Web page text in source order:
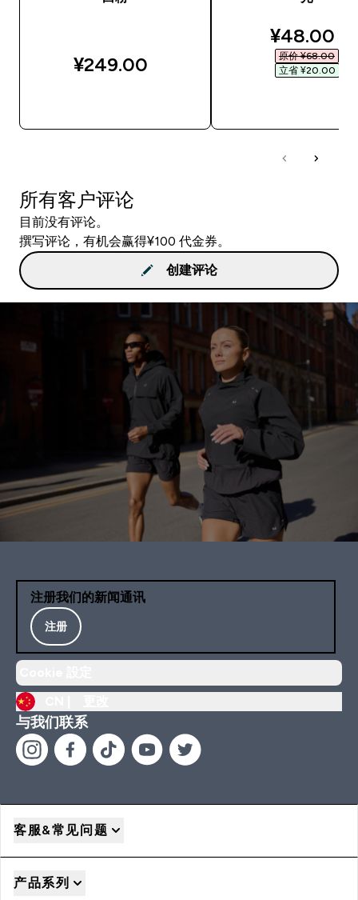
¥249.00‎
¥48.00‎
原价 ¥68.00‎
立省 ¥20.00‎
所有客户评论
目前没有评论。
撰写评论，有机会赢得¥100 代金券。
创建评论
注册我们的新闻通讯
注册
与我们联系
客服&常见问题
产品系列